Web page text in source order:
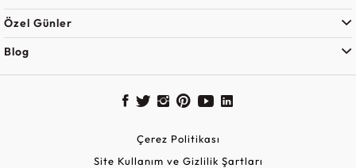
Özel Günler
Blog
Çerez Politikası
Site Kullanım ve Gizlilik Şartları